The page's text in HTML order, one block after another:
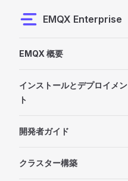
Skip to content
EMQX Enterprise
EMQX 概要
インストールとデプロイメン
ト
開発者ガイド
クラスター構築